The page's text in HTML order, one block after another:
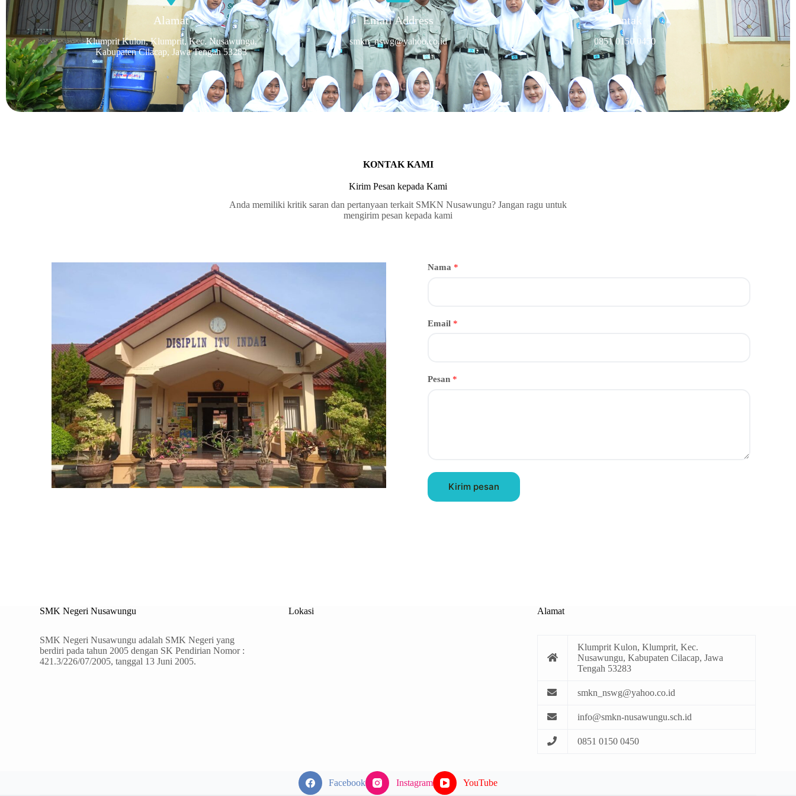
Alamat
Klumprit Kulon, Klumprit, Kec. Nusawungu,
Kabupaten Cilacap, Jawa Tengah 53283
Email Address
smkn_nswg@yahoo.co.id
Kontak
0851 0150 0450
KONTAK KAMI
Kirim Pesan kepada Kami
Anda memiliki kritik saran dan pertanyaan terkait SMKN Nusawungu? Jangan ragu untuk
mengirim pesan kepada kami
Nama *
Email *
Pesan *
Kirim pesan
SMK Negeri Nusawungu
SMK Negeri Nusawungu adalah SMK Negeri yang
berdiri pada tahun 2005 dengan SK Pendirian Nomor :
421.3/226/07/2005, tanggal 13 Juni 2005.
Lokasi Alamat
Klumprit Kulon, Klumprit, Kec.
Nusawungu, Kabupaten Cilacap, Jawa
Tengah 53283
smkn_nswg@yahoo.co.id
info@smkn-nusawungu.sch.id
0851 0150 0450
Facebook Instagram
YouTube